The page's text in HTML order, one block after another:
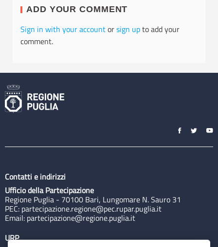
ADD YOUR COMMENT
Sign in with your accountorsign upto add your
comment.
Contatti e indirizzi
Ufficio della Partecipazione
Regione Puglia - 70100 Bari, Lungomare N. Sauro 31
PEC: partecipazione.regione@pec.rupar.puglia.it
Email: partecipazione@regione.puglia.it
URP